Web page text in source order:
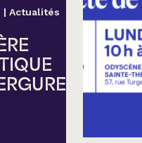
| Actualités